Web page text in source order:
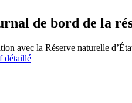
de bord de la
avec la Réserve naturelle
détaillé